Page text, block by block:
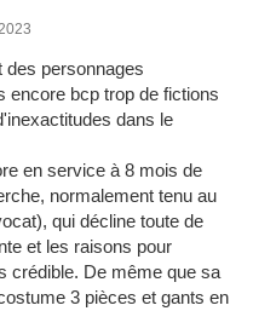
des personnages
bcp trop de fictions
dans le
en service à 8 mois de
normalement tenu au
qui décline toute de
et les raisons pour
crédible. De même que sa
3 pièces et gants en